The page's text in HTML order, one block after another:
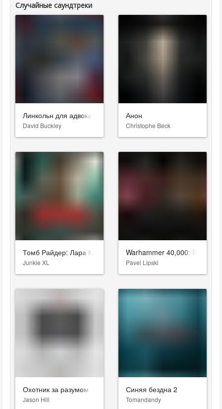
Случайные саундтреки
Линкольн для адвоката
David Buckley
Анон
Christophe Beck
Томб Райдер: Лара Крофт
Junkie XL
Warhammer 40,000: Rogue
Pavel Lipski
Охотник за разумом
Jason Hill
Синяя бездна 2
Tomandandy